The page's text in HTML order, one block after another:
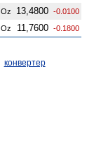
Oz 13,4800 -0.0100
Oz 11,7600 -0.1800
конвертер